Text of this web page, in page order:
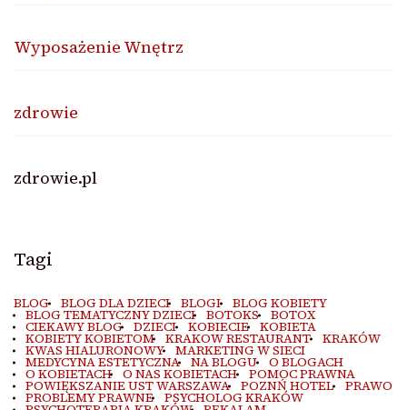
Wyposażenie Wnętrz
zdrowie
zdrowie.pl
Tagi
BLOG BLOG DLA DZIECI BLOGI BLOG KOBIETY
BLOG TEMATYCZNY DZIECI BOTOKS BOTOX
CIEKAWY BLOG DZIECI KOBIECIE KOBIETA
KOBIETY KOBIETOM KRAKOW RESTAURANT KRAKÓW
KWAS HIALURONOWY MARKETING W SIECI
MEDYCYNA ESTETYCZNA NA BLOGU O BLOGACH
O KOBIETACH O NAS KOBIETACH POMOC PRAWNA
POWIĘKSZANIE UST WARSZAWA POZNŃ HOTEL PRAWO
PROBLEMY PRAWNE PSYCHOLOG KRAKÓW